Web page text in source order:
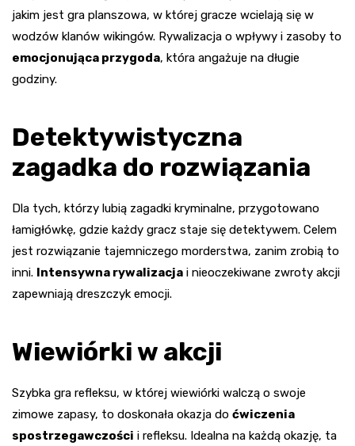
jakim jest gra planszowa, w której gracze wcielają się w
wodzów klanów wikingów. Rywalizacja o wpływy i zasoby to
emocjonująca przygoda, która angażuje na długie
godziny.
Detektywistyczna
zagadka do rozwiązania
Dla tych, którzy lubią zagadki kryminalne, przygotowano
łamigłówkę, gdzie każdy gracz staje się detektywem. Celem
jest rozwiązanie tajemniczego morderstwa, zanim zrobią to
inni. Intensywna rywalizacja i nieoczekiwane zwroty akcji
zapewniają dreszczyk emocji.
Wiewiórki w akcji
Szybka gra refleksu, w której wiewiórki walczą o swoje
zimowe zapasy, to doskonała okazja do ćwiczenia
spostrzegawczości i refleksu. Idealna na każdą okazję, ta